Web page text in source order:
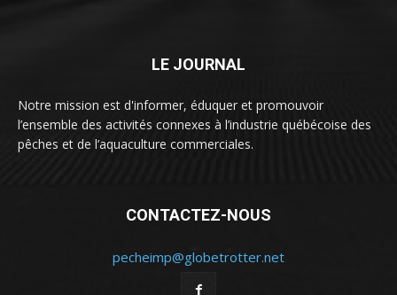
LE JOURNAL
Notre mission est d'informer, éduquer et promouvoir
l’ensemble des activités connexes à l’industrie québécoise des
pêches et de l’aquaculture commerciales.
CONTACTEZ-NOUS
pecheimp@globetrotter.net